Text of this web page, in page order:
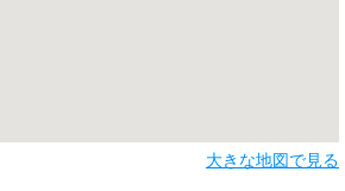
大きな地図で見る